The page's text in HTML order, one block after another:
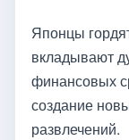
Японцы
вкладывают
финансовых
создание
развлечений.